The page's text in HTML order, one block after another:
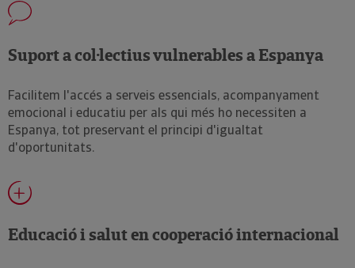
Suport a col·lectius vulnerables a Espanya
Facilitem l'accés a serveis essencials, acompanyament
emocional i educatiu per als qui més ho necessiten a
Espanya, tot preservant el principi d'igualtat
d'oportunitats.
Educació i salut en cooperació internacional